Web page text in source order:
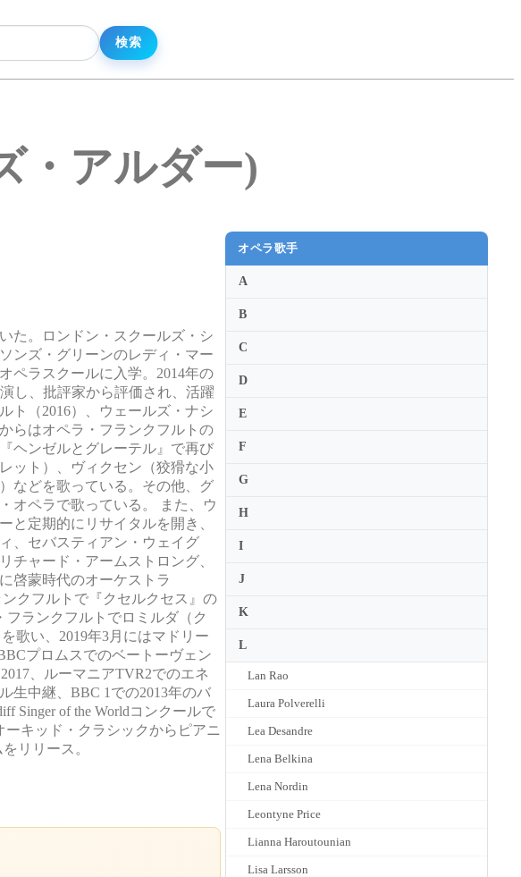
・アルダー)
た。ロンドン・スクールズ・シ
ンズ・グリーンのレディ・マー
ペラスクールに入学。2014年の
し、批評家から評価され、活躍
ト（2016）、ウェールズ・ナシ
らはオペラ・フランクフルトの
ヘンゼルとグレーテル』で再び
ット）、ヴィクセン（狡猾な小
などを歌っている。その他、グ
オペラで歌っている。 また、ウ
と定期的にリサイタルを開き、
、セバスティアン・ウェイグ
チャード・アームストロング、
啓蒙時代のオーケストラ
ンクフルトで『クセルクセス』の
ランクフルトでロミルダ（ク
歌い、2019年3月にはマドリー
プロムスでのベートーヴェン
、ルーマニアTVR2でのエネ
生中継、BBC 1での2013年のバ
Singer of the Worldコンクールで
キッド・クラシックからピアニ
リリース。
オペラ歌手
A
B
C
D
E
F
G
H
I
J
K
L
Lan Rao
Laura Polverelli
Lea Desandre
Lena Belkina
Lena Nordin
Leontyne Price
Lianna Haroutounian
Lisa Larsson